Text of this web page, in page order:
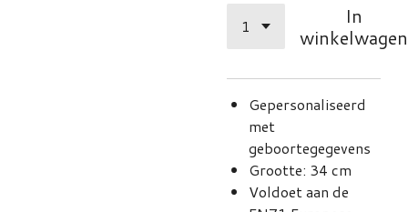
In
winkelwagen
Gepersonaliseerd
met
geboortegegevens
Grootte: 34 cm
Voldoet aan de